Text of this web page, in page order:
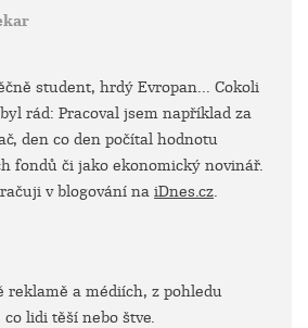
student, hrdý Evropan... Cokoli
rád: Pracoval jsem například za
den co den počítal hodnotu
fondů či jako ekonomický novinář.
v blogování na iDnes.cz.
reklamě a médiích, z pohledu
lidi těší nebo štve.